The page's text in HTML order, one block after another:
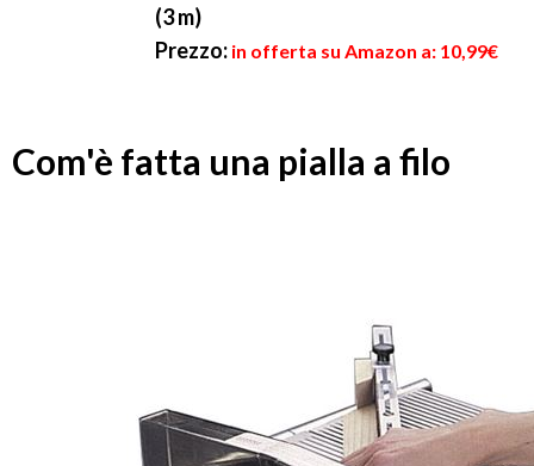
(3 m)
Prezzo: in offerta su Amazon a: 10,99€
Com'è fatta una pialla a filo